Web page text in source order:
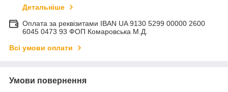
Детальніше
Оплата за реквізитами IBAN UA 9130 5299 00000 2600
6045 0473 93 ФОП Комаровська М.Д.
Всі умови оплати
Умови повернення